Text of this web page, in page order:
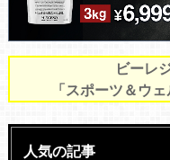
ビーレ
「スポーツ＆ウ
人気の記事